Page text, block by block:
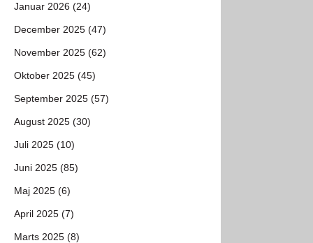
Januar 2026 (24)
December 2025 (47)
November 2025 (62)
Oktober 2025 (45)
September 2025 (57)
August 2025 (30)
Juli 2025 (10)
Juni 2025 (85)
Maj 2025 (6)
April 2025 (7)
Marts 2025 (8)